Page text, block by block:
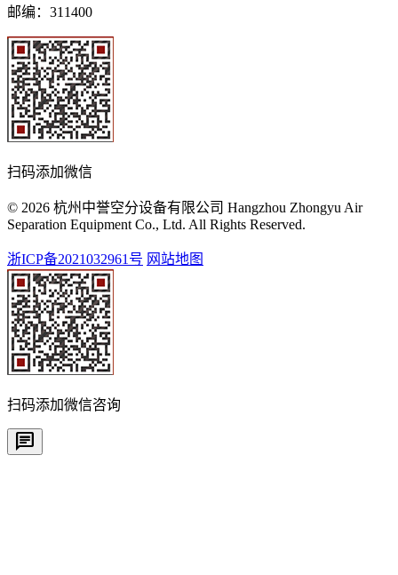
邮编：311400
扫码添加微信
© 2026 杭州中誉空分设备有限公司 Hangzhou Zhongyu Air
Separation Equipment Co., Ltd. All Rights Reserved.
浙ICP备2021032961号 网站地图
扫码添加微信咨询
chat